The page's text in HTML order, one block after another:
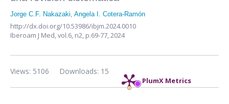
Jorge C.F. Nakazaki, Angela I. Cotera-Ramón
http://dx.doi.org/10.53986/ibjm.2024.0010
Iberoam J Med,vol.6, n2, p.69-77, 2024
PlumX Metrics
Downloads: 15
Views: 5106